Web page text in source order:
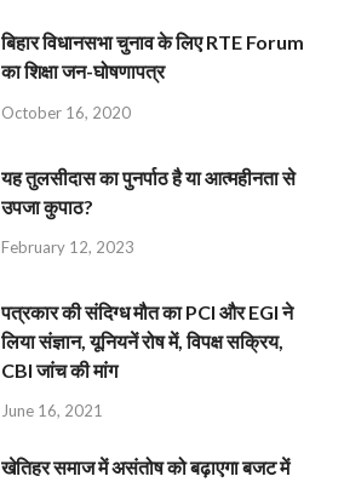
बिहार विधानसभा चुनाव के लिए RTE Forum
का शिक्षा जन-घोषणापत्र
October 16, 2020
यह तुलसीदास का पुनर्पाठ है या आत्महीनता से
उपजा कुपाठ?
February 12, 2023
पत्रकार की संदिग्ध मौत का PCI और EGI ने
लिया संज्ञान, यूनियनें रोष में, विपक्ष सक्रिय,
CBI जांच की मांग
June 16, 2021
खेतिहर समाज में असंतोष को बढ़ाएगा बजट में